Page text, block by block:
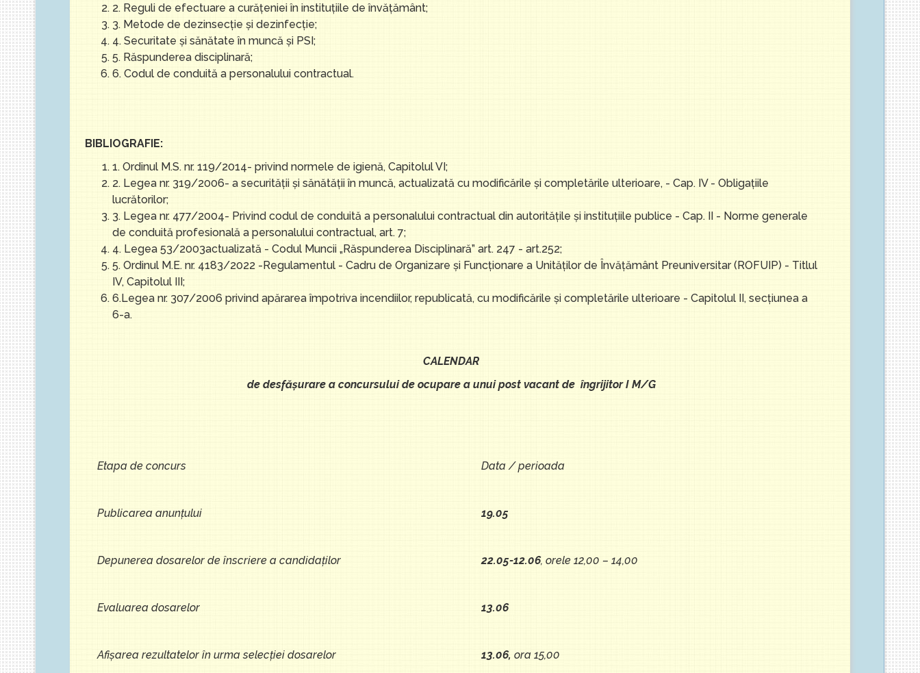
2. Reguli de efectuare a curăţeniei în instituţiile de învăţământ;
3. Metode de dezinsecție și dezinfecție;
4. Securitate și sănătate în muncă și PSI;
5. Răspunderea disciplinară;
6. Codul de conduită a personalului contractual.
BIBLIOGRAFIE:
1. Ordinul M.S. nr. 119/2014- privind normele de igienă, Capitolul VI;
2. Legea nr. 319/2006- a securităţii și sănătăţii în muncă, actualizată cu modificările şi completările ulterioare, - Cap. IV - Obligaţiile
lucrătorilor;
3. Legea nr. 477/2004- Privind codul de conduită a personalului contractual din autorităţile şi instituţiile publice - Cap. II - Norme generale
de conduită profesională a personalului contractual, art. 7;
4. Legea 53/2003actualizată - Codul Muncii „Răspunderea Disciplinară” art. 247 - art.252;
5. Ordinul M.E. nr. 4183/2022 -Regulamentul - Cadru de Organizare și Funcţionare a Unităţilor de Învăţământ Preuniversitar (ROFUIP) - Titlul
IV, Capitolul III;
6.Legea nr. 307/2006 privind apărarea împotriva incendiilor, republicată, cu modificările și completările ulterioare - Capitolul II, secțiunea a
6-a.
CALENDAR
de desfăşurare a concursului de ocupare a unui post vacant de îngrijitor I M/G
Etapa de concurs Data / perioada
Publicarea anunţului 19.05
Depunerea dosarelor de înscriere a candidaţilor 22.05-12.06, orele 12,00 – 14,00
Evaluarea dosarelor 13.06
Afişarea rezultatelor în urma selecţiei dosarelor 13.06, ora 15,00